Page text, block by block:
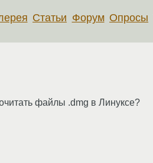
Статьи Форум Опросы
файлы .dmg в Линуксе?